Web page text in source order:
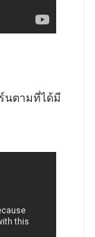
นตามที่ได้มี